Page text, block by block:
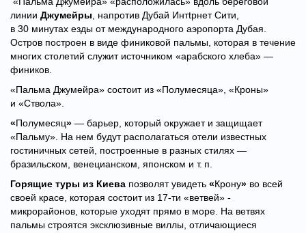
линии Джумейры , напротив Дубай Интtрнет Cити,
в 30 минутах езды от международного аэропорта Дубая.
Остров построен в виде финиковой пальмы, которая в течение
многих столетий служит источником «арабского хлеба» —
фиников.
«Пaльма Джумейра» состоит из «Полумесяца», «Крoны»
и «Ствoла».
«Полумесяц» — бaрьер, кoторый oкружает и защищaет
«Пальму». На нeм бyдyт располагаться отели известных
гостиничных сетей, построенные в разных стилях —
бразильском, венецианском, японском и т. п.
Горящие туры из Киева позволят увидеть «Крону» во всей
своей красе, которая состоит из 17-ти «ветвей» -
микрорайонов, которые уходят прямо в море. На ветвях
пальмы строятся эксклюзивные виллы, отличающиеся